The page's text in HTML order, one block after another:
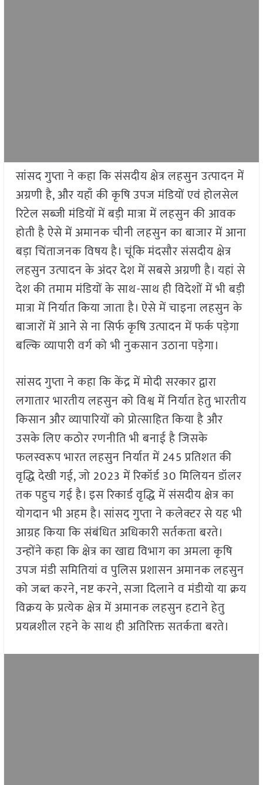
सांसद गुप्ता ने कहा कि संसदीय क्षेत्र लहसुन उत्पादन में
अग्रणी है, और यहाँ की कृषि उपज मंडियों एवं होलसेल
रिटेल सब्जी मंडियों में बड़ी मात्रा में लहसुन की आवक
होती है ऐसे में अमानक चीनी लहसुन का बाजार में आना
बड़ा चिंताजनक विषय है। चूंकि मंदसौर संसदीय क्षेत्र
लहसुन उत्पादन के अंदर देश में सबसे अग्रणी है। यहां से
देश की तमाम मंडियों के साथ-साथ ही विदेशों में भी बड़ी
मात्रा में निर्यात किया जाता है। ऐसे में चाइना लहसुन के
बाजारों में आने से ना सिर्फ कृषि उत्पादन में फर्क पड़ेगा
बल्कि व्यापारी वर्ग को भी नुकसान उठाना पड़ेगा।
सांसद गुप्ता ने कहा कि केंद्र में मोदी सरकार द्वारा
लगातार भारतीय लहसुन को विश्व में निर्यात हेतु भारतीय
किसान और व्यापारियों को प्रोत्साहित किया है और
उसके लिए कठोर रणनीति भी बनाई है जिसके
फलस्वरूप भारत लहसुन निर्यात में 245 प्रतिशत की
वृद्धि देखी गई, जो 2023 में रिकॉर्ड 30 मिलियन डॉलर
तक पहुच गई है। इस रिकार्ड वृद्धि में संसदीय क्षेत्र का
योगदान भी अहम है। सांसद गुप्ता ने कलेक्टर से यह भी
आग्रह किया कि संबंधित अधिकारी सर्तकता बरते।
उन्होंने कहा कि क्षेत्र का खाद्य विभाग का अमला कृषि
उपज मंडी समितियां व पुलिस प्रशासन अमानक लहसुन
को जब्त करने, नष्ट करने, सजा दिलाने व मंडीयो या क्रय
विक्रय के प्रत्येक क्षेत्र में अमानक लहसुन हटाने हेतु
प्रयत्नशील रहने के साथ ही अतिरिक्त सतर्कता बरते।